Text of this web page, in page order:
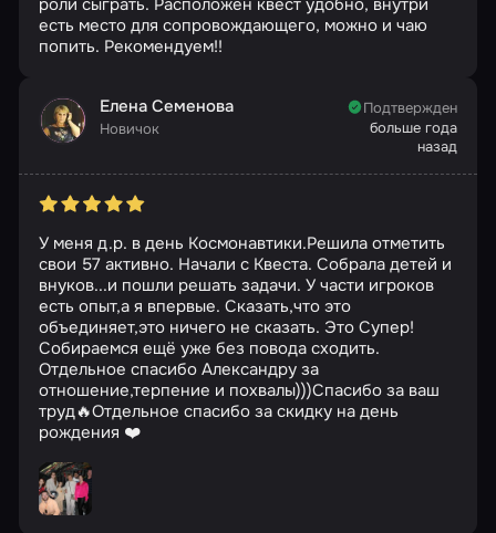
роли сыграть. Расположен квест удобно, внутри
есть место для сопровождающего, можно и чаю
попить. Рекомендуем!!
Елена Семенова
Новичок
Подтвержден
больше года
назад
У меня д.р. в день Космонавтики.Решила отметить
свои 57 активно. Начали с Квеста. Собрала детей и
внуков...и пошли решать задачи. У части игроков
есть опыт,а я впервые. Сказать,что это
объединяет,это ничего не сказать. Это Супер!
Собираемся ещё уже без повода сходить.
Отдельное спасибо Александру за
отношение,терпение и похвалы)))Спасибо за ваш
труд🔥Отдельное спасибо за скидку на день
рождения ❤️